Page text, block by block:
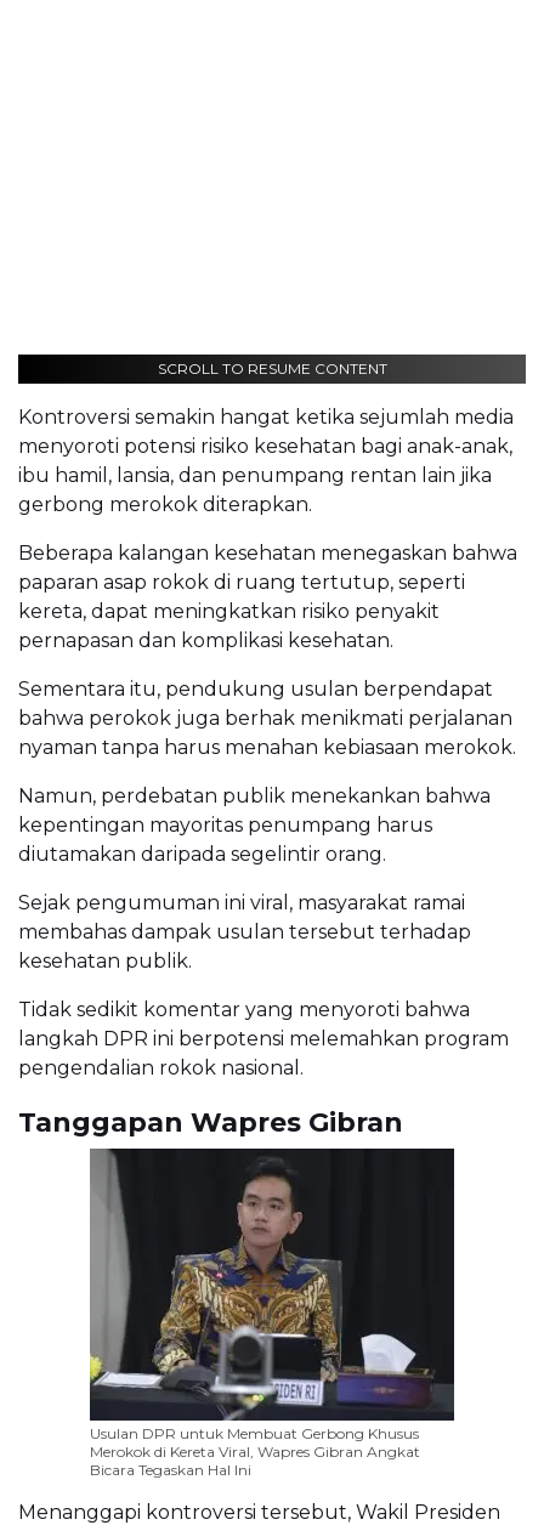
SCROLL TO RESUME CONTENT
Kontroversi semakin hangat ketika sejumlah media
menyoroti potensi risiko kesehatan bagi anak-anak,
ibu hamil, lansia, dan penumpang rentan lain jika
gerbong merokok diterapkan.
Beberapa kalangan kesehatan menegaskan bahwa
paparan asap rokok di ruang tertutup, seperti
kereta, dapat meningkatkan risiko penyakit
pernapasan dan komplikasi kesehatan.
Sementara itu, pendukung usulan berpendapat
bahwa perokok juga berhak menikmati perjalanan
nyaman tanpa harus menahan kebiasaan merokok.
Namun, perdebatan publik menekankan bahwa
kepentingan mayoritas penumpang harus
diutamakan daripada segelintir orang.
Sejak pengumuman ini viral, masyarakat ramai
membahas dampak usulan tersebut terhadap
kesehatan publik.
Tidak sedikit komentar yang menyoroti bahwa
langkah DPR ini berpotensi melemahkan program
pengendalian rokok nasional.
Tanggapan Wapres Gibran
Usulan DPR untuk Membuat Gerbong Khusus
Merokok di Kereta Viral, Wapres Gibran Angkat
Bicara Tegaskan Hal Ini
Menanggapi kontroversi tersebut, Wakil Presiden